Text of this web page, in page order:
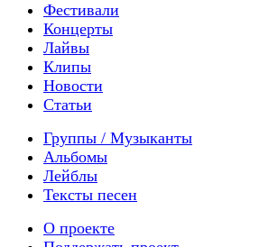
Фестивали
Концерты
Лайвы
Клипы
Новости
Статьи
Группы / Музыканты
Альбомы
Лейблы
Тексты песен
О проекте